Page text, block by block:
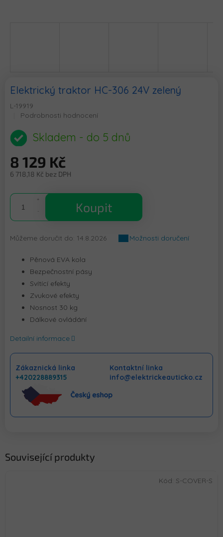
Elektrický traktor HC-306 24V zelený
L-19919
Průměrné
produktu
je
z
5
Podrobnosti hodnocení
Skladem - do 5 dnů
8 129 Kč
6 718,18 Kč bez DPH
cena:
Koupit
Můžeme doručit do: 14.8.2026 Možnosti doručení
Pěnová EVA kola
Bezpečnostní pásy
Svítící efekty
Zvukové efekty
Nosnost 30 kg
Dálkové ovládání
Detailní informace
Zákaznická linka
+420228889315
Kontaktní linka
info@elektrickeauticko.cz
Související produkty
Kód: S-COVER-S